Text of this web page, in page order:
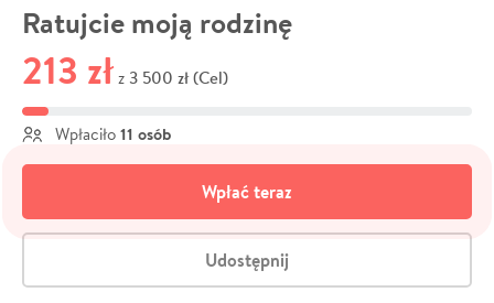
Ratujcie moją rodzinę
213 zł z 3 500 zł (Cel)
Wpłaciło 11 osób
Wpłać teraz
Udostępnij